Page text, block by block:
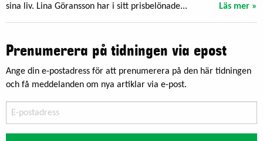
sina liv. Lina Göransson har i sitt prisbelönade...
Läs mer »
Prenumerera på tidningen via epost
Ange din e-postadress för att prenumerera på den här tidningen
och få meddelanden om nya artiklar via e-post.
postadress